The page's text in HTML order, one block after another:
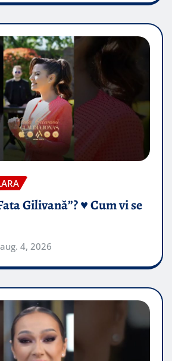
Gilivană”? ♥️ Cum vi se
aug. 4, 2026